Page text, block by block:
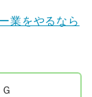
業をやるなら